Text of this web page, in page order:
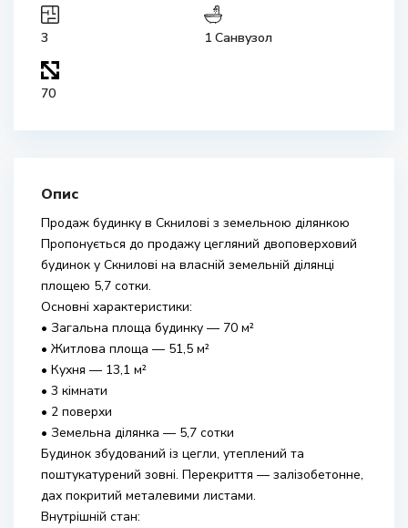
3 1 Санвузол
70
Опис
Продаж будинку в Скнилові з земельною ділянкою
Пропонується до продажу цегляний двоповерховий
будинок у Скнилові на власній земельній ділянці
площею 5,7 сотки.
Основні характеристики:
• Загальна площа будинку — 70 м²
• Житлова площа — 51,5 м²
• Кухня — 13,1 м²
• 3 кімнати
• 2 поверхи
• Земельна ділянка — 5,7 сотки
Будинок збудований із цегли, утеплений та
поштукатурений зовні. Перекриття — залізобетонне,
дах покритий металевими листами.
Внутрішній стан: